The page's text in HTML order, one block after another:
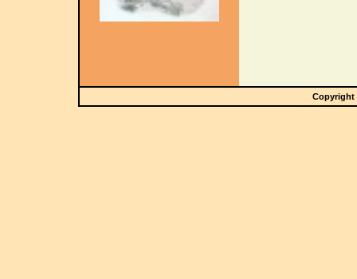
Copyright